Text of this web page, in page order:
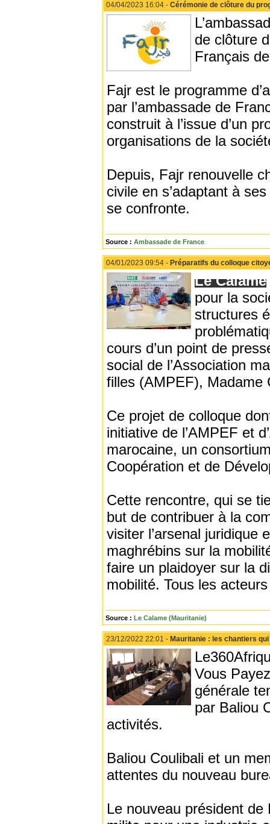
04/04/2023 16:04 - Cérémonie de clôture du
de clôture
Français
Fajr est le programme
par l’ambassade de
construit à l’issue d’un
organisations de la
Depuis, Fajr renouvelle
civile en s’adaptant à
se confronte.
Source : Ambassade de France
04/01/2023 09:54 - Préparatifs du colloque
Le Calame
pour la
structures
cours d’un point de
social de l’Association
filles (AMPEF), Madame
Ce projet de colloque
initiative de l’AMPEF et
marocaine, un
Coopération et de
Cette rencontre, qui se
but de contribuer à la
visiter l’arsenal juridique
maghrébins sur la
faire un plaidoyer sur la
mobilité. Tous les
Source : Le Calame (Mauritanie)
23/12/2022 22:01 - Mauritanie : les chantiers
Vous
générale
par Baliou
activités.
Baliou Coulibali et un
attentes du nouveau
Le nouveau président